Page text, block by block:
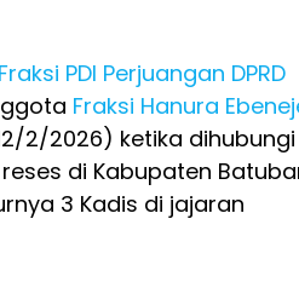
Fraksi PDI Perjuangan DPRD
Fraksi Hanura
2/2026) ketika dihubungi
di Kabupaten
3 Kadis di jajaran